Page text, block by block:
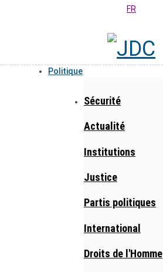
FR
Politique
Sécurité
Actualité
Institutions
Justice
Partis politiques
International
Droits de l'Homme